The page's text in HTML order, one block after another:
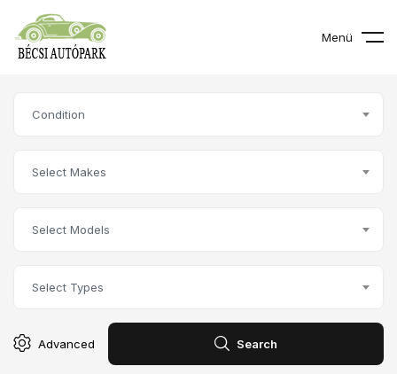
Menü
Condition
Select Makes
Select Models
Select Types
Advanced Search